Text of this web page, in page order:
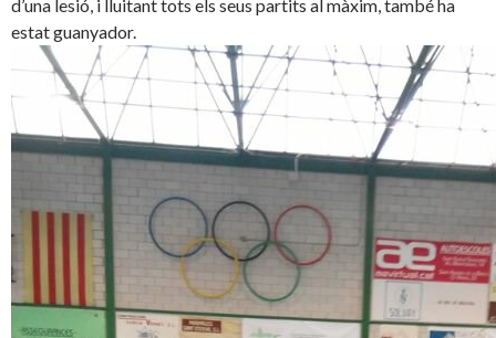
d’una lesió, i lluitant tots els seus partits al màxim, també ha
estat guanyador.